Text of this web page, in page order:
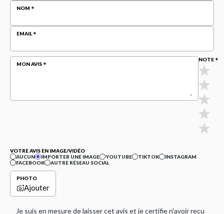
NOM
EMAIL
MON AVIS
NOTE
VOTRE AVIS EN IMAGE/VIDÉO
AUCUN
IMPORTER UNE IMAGE YOUTUBE TIKTOK
INSTAGRAM
FACEBOOK
AUTRE RÉSEAU SOCIAL
PHOTO
Ajouter
Je suis en mesure de laisser cet avis et je certifie n'avoir reçu